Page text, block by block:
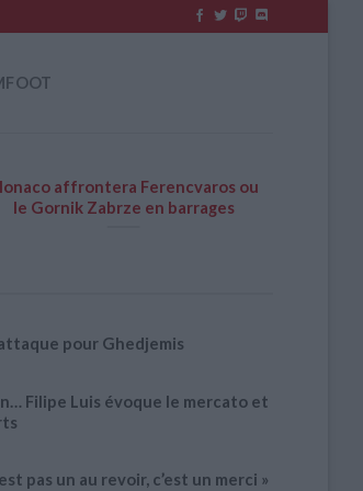
affrontera Ferencvaros ou
le Gornik Zabrze en barrages
pour Ghedjemis
Filipe Luis évoque le mercato et
pas un au revoir, c’est un merci »